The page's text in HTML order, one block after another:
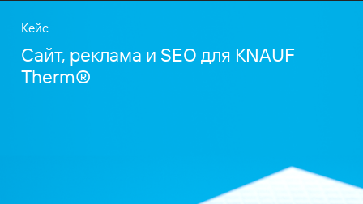
Кейс
Сайт, реклама и SEO для KNAUF
Therm®